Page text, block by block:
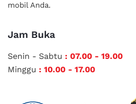
mobil Anda.
Jam Buka
Senin - Sabtu : 07.00 - 19.00
Minggu : 10.00 - 17.00